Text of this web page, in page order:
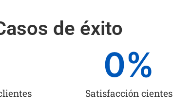
de éxito
Satisfacción cientes
0%